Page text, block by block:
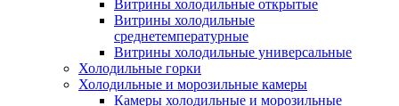
Витрины холодильные открытые
Витрины холодильные
среднетемпературные
Витрины холодильные универсальные
Холодильные горки
Холодильные и морозильные камеры
Камеры холодильные и морозильные